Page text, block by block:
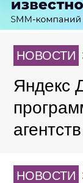
НОВОСТИ
Яндекс
агентств
НОВОСТИ